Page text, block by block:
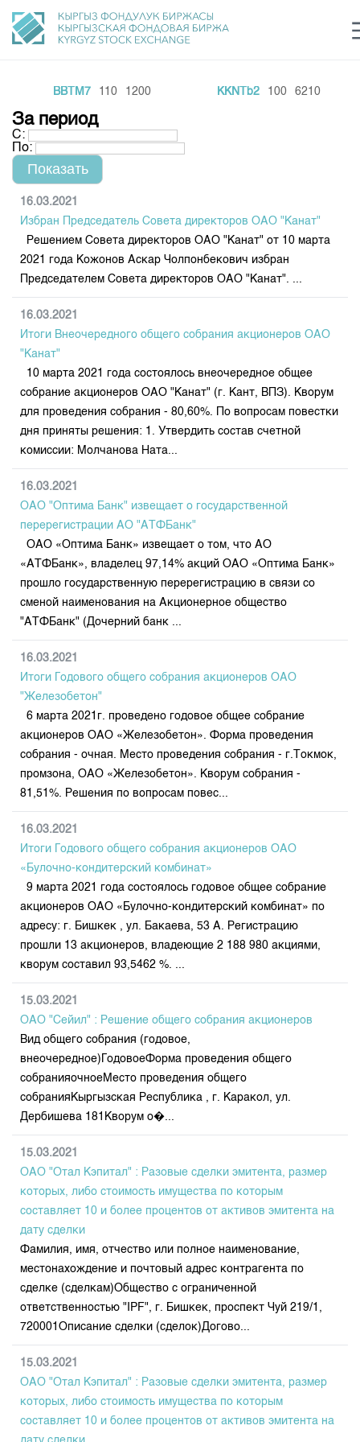
Финансовый рынок KG
О нас
Общая информация
Акционеры
Руководство
Внутренний аудитор
Комитеты
Участники торгов
Наши партнеры
Cтратегия развития
Корпоративные документы
Контакты
Направления
Товарно-сырьевой сектор
Листинг
Тарифы
Аналитика
Финансовый рынок KG
Пресс-клуб
25 лет ЗАО КФБ
Нормативная база
Биржевая деятельность
Депозитарная деятельность
Центр раскрытия информации
Статистика торгов
Итоги последних торгов
Архив торгов
Индекс и Капитализация
Котировки по ЦБ
Котировки по драг. металлам
Расписание аукционов по ГЦБ
Результаты аукционов ГЦБ
Объем ГЦБ в обращении
Результаты аукционов по депозитам
Учебный центр
Общая информация
План работы на год
BBTM7 110 1200 KKNTb2 100 6210
За период
С:
По:
16.03.2021
Избран Председатель Совета директоров ОАО "Канат"
Решением Совета директоров ОАО "Канат" от 10 марта
2021 года Кожонов Аскар Чолпонбекович избран
Председателем Совета директоров ОАО "Канат". ...
16.03.2021
Итоги Внеочередного общего собрания акционеров ОАО
"Канат"
10 марта 2021 года состоялось внеочередное общее
собрание акционеров ОАО "Канат" (г. Кант, ВПЗ). Кворум
для проведения собрания - 80,60%. По вопросам повестки
дня приняты решения: 1. Утвердить состав счетной
комиссии: Молчанова Ната...
16.03.2021
ОАО "Оптима Банк" извещает о государственной
перерегистрации АО "АТФБанк"
ОАО «Оптима Банк» извещает о том, что АО
«АТФБанк», владелец 97,14% акций ОАО «Оптима Банк»
прошло государственную перерегистрацию в связи со
сменой наименования на Акционерное общество
"АТФБанк" (Дочерний банк ...
16.03.2021
Итоги Годового общего собрания акционеров ОАО
"Железобетон"
6 марта 2021г. проведено годовое общее собрание
акционеров ОАО «Железобетон». Форма проведения
собрания - очная. Место проведения собрания - г.Токмок,
промзона, ОАО «Железобетон». Кворум собрания -
81,51%. Решения по вопросам повес...
16.03.2021
Итоги Годового общего собрания акционеров ОАО
«Булочно-кондитерский комбинат»
9 марта 2021 года состоялось годовое общее собрание
акционеров ОАО «Булочно-кондитерский комбинат» по
адресу: г. Бишкек , ул. Бакаева, 53 А. Регистрацию
прошли 13 акционеров, владеющие 2 188 980 акциями,
кворум составил 93,5462 %. ...
15.03.2021
ОАО "Сейил" : Решение общего собрания акционеров
Вид общего собрания (годовое,
внеочередное)ГодовоеФорма проведения общего
собранияочноеМесто проведения общего
собранияКыргызская Республика , г. Каракол, ул.
Дербишева 181Кворум о�...
15.03.2021
ОАО "Отал Кэпитал" : Разовые сделки эмитента, размер
которых, либо стоимость имущества по которым
составляет 10 и более процентов от активов эмитента на
дату сделки
Фамилия, имя, отчество или полное наименование,
местонахождение и почтовый адрес контрагента по
сделке (сделкам)Общество с ограниченной
ответственностью "IPF", г. Бишкек, проспект Чуй 219/1,
720001Описание сделки (сделок)Догово...
15.03.2021
ОАО "Отал Кэпитал" : Разовые сделки эмитента, размер
которых, либо стоимость имущества по которым
составляет 10 и более процентов от активов эмитента на